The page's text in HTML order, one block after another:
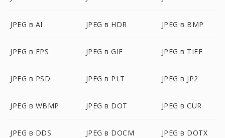
JPEG в AI JPEG в HDR JPEG в BMP
JPEG в EPS JPEG в GIF JPEG в TIFF
JPEG в PSD JPEG в PLT JPEG в JP2
JPEG в WBMP JPEG в DOT JPEG в CUR
JPEG в DDS JPEG в DOCM JPEG в DOTX